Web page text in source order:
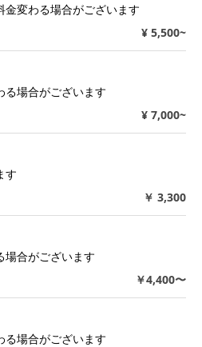
変わる場合がございます
¥ 5,500~
る場合がございます
¥ 7,000~
す
￥ 3,300
場合がございます
￥4,400〜
る場合がございます